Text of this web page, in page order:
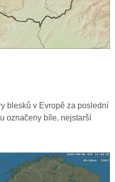
blesků v Evropě za poslední
označeny bíle, nejstarší